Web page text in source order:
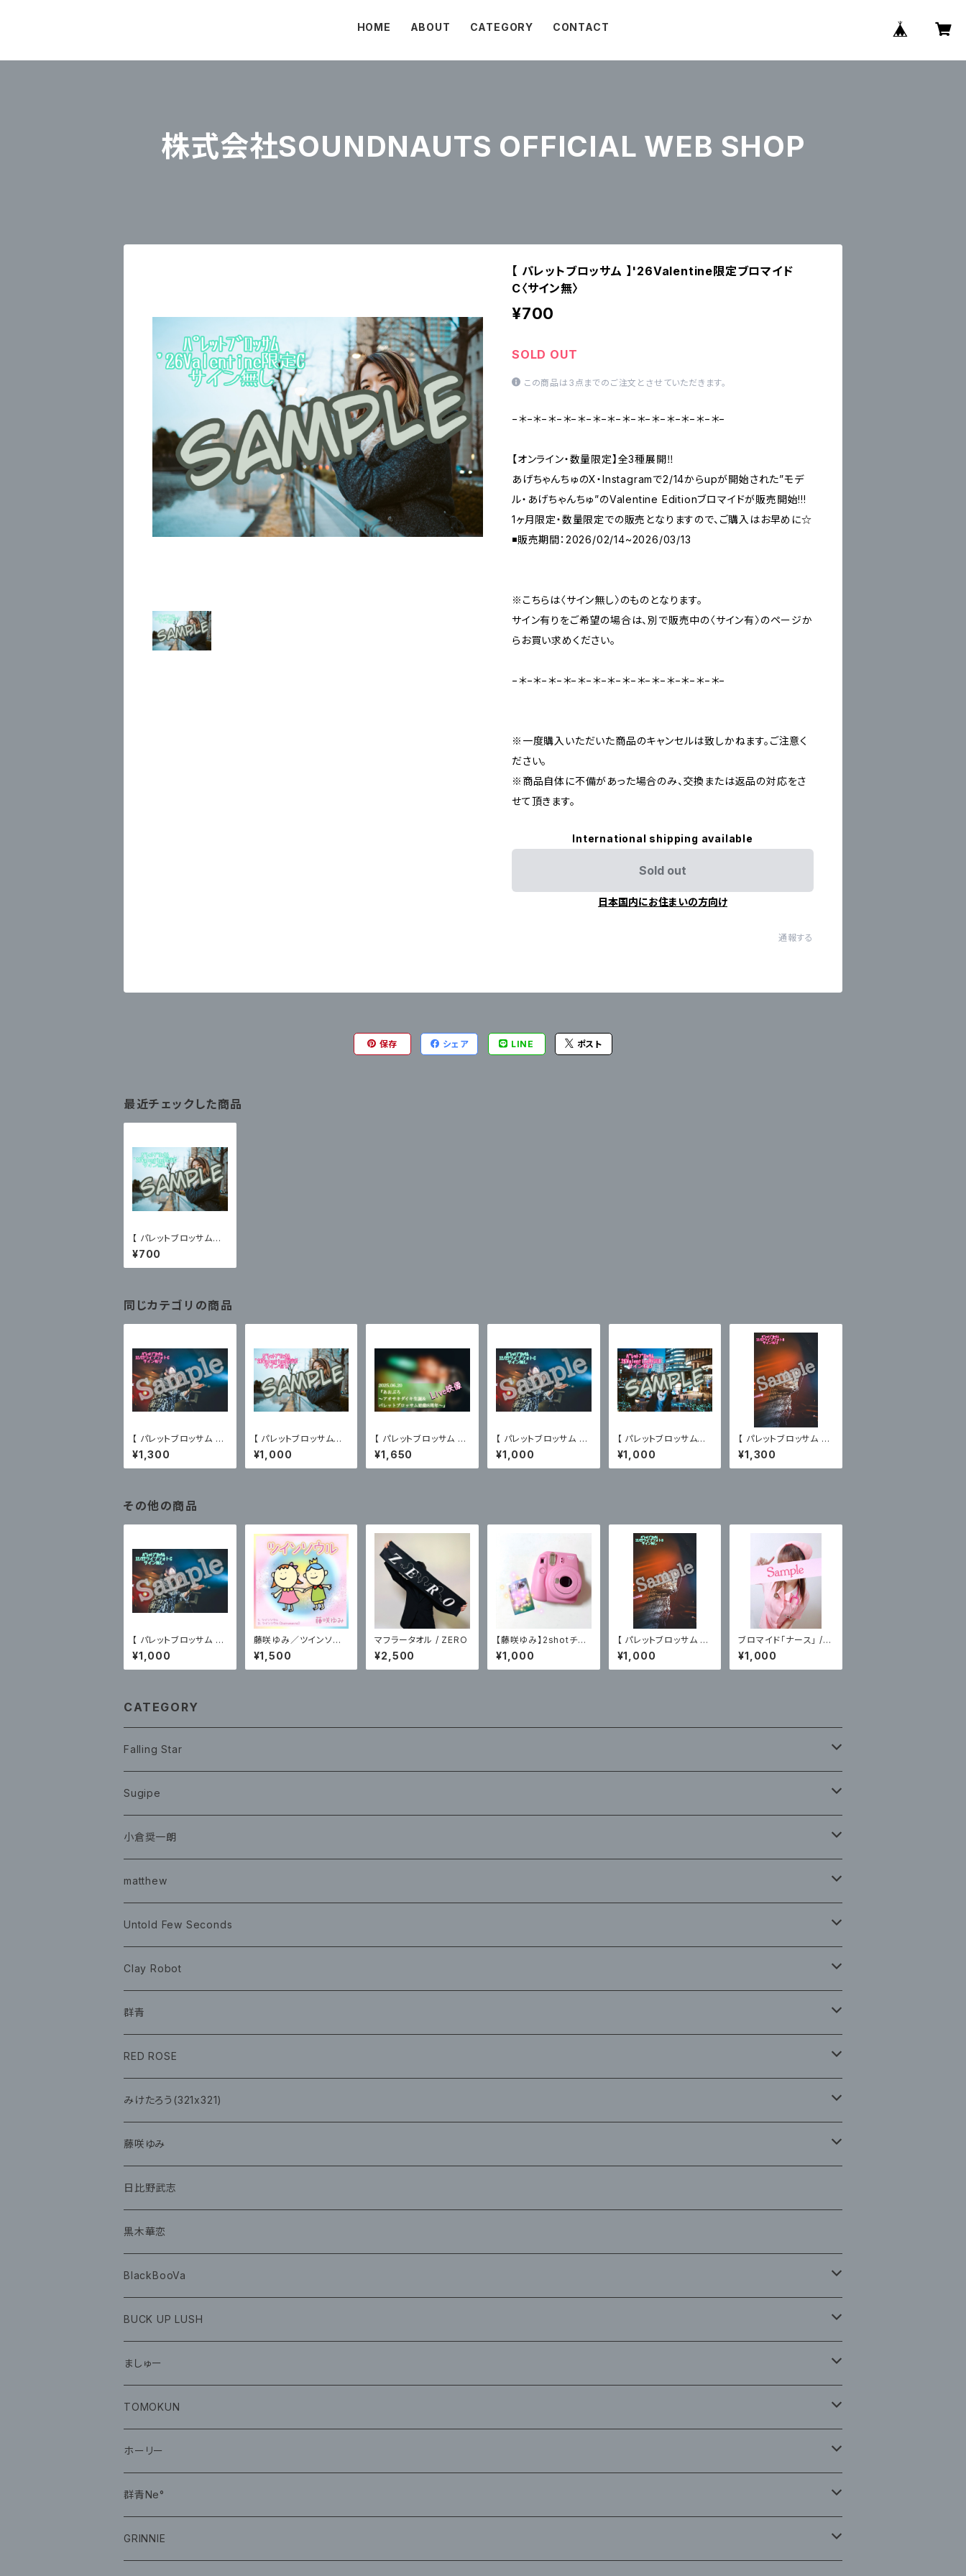
HOME ABOUT CATEGORY CONTACT
株式会社SOUNDNAUTS OFFICIAL WEB SHOP
【 パレットブロッサム 】'26Valentine限定ブロマイド
C〈サイン無〉
¥700
SOLD OUT
この商品は3点までのご注文とさせていただきます。
−＊−＊−＊−＊−＊−＊−＊−＊−＊−＊−＊−＊−＊−＊−
【オンライン・数量限定】全3種展開‼︎
あげちゃんちゅのX・Instagramで2/14からupが開始された”モデ
ル・あげちゃんちゅ”のValentine Editionブロマイドが販売開始!!!
1ヶ月限定・数量限定での販売となりますので、ご購入はお早めに☆
◾️販売期間：2026/02/14~2026/03/13
※こちらは〈サイン無し〉のものとなります。
サイン有りをご希望の場合は、別で販売中の〈サイン有〉のページか
らお買い求めください。
−＊−＊−＊−＊−＊−＊−＊−＊−＊−＊−＊−＊−＊−＊−
※一度購入いただいた商品のキャンセルは致しかねます。ご注意く
ださい。
※商品自体に不備があった場合のみ、交換または返品の対応をさ
せて頂きます。
International shipping available
Sold out
日本国内にお住まいの方向け
通報する
保存 シェア LINE ポスト
最近チェックした商品
【 パレットブロッサム
】'26Valentine限定ブ
ロマイドC〈サイン無〉
¥700
同じカテゴリの商品
【 パレットブロッサム 】1
2/27主催ライブフォトC
〈サイン有〉
¥1,300
【 パレットブロッサム
】'26Valentine限定ブ
ロマイドC〈サイン有〉
¥1,000
【 パレットブロッサム 】
届け／あおぶろ（2025.
06.20）限定ブロマイド
付
¥1,650
【 パレットブロッサム 】1
2/27主催ライブフォトC
〈サイン無〉
¥1,000
【 パレットブロッサム
】'26Valentine限定ブ
ロマイドB〈サイン有〉
¥1,000
【 パレットブロッサム 】1
2/27主催ライブフォトB
〈サイン有〉
¥1,300
その他の商品
【 パレットブロッサム 】1
2/27主催ライブフォトC
〈サイン無〉
¥1,000
藤咲ゆみ／ツインソウ
ル（CD＋ブロマイド）
¥1,500
マフラータオル / ZERO
¥2,500
【藤咲ゆみ】2shotチェ
キ（2/23撮影分）
¥1,000
【 パレットブロッサム 】1
2/27主催ライブフォトB
〈サイン無〉
¥1,000
ブロマイド「ナース」 /
藤咲ゆみ：数量限定5組
の方へ
¥1,000
CATEGORY
Falling Star
CD
グッズ
チェキ ブロマイド
イベント
ツアーグッズ
Sugipe
チケット
CD
グッズ
小倉奨一朗
イベント
グッズ
CD
matthew
Book
CD
Untold Few Seconds
グッズ
CD
Clay Robot
グッズ
CD
チェキ
群青
イベント
CD
グッズ
RED ROSE
CD
みけたろう(321x321)
CD
グッズ
藤咲ゆみ
CD
グッズ
日比野武志
黒木華恋
BlackBooVa
CD
BUCK UP LUSH
グッズ
CD
ましゅー
グッズ
TOMOKUN
CD
ホーリー
CD
群青Ne°
CD
GRINNIE